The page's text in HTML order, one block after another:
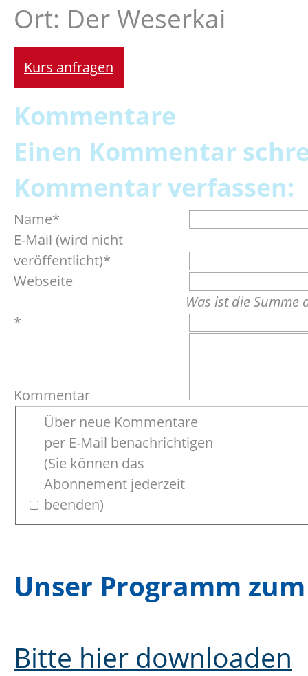
Ort: Der Weserkai
Kurs anfragen
Kommentare
Einen Kommentar
Kommentar verfassen:
Pflichtfeld
Name*
Pflichtfeld
E-Mail (wird nicht
veröffentlicht)*
Webseite
Was ist die Summe
*
Kommentar
Über neue Kommentare
per E-Mail benachrichtigen
(Sie können das
Abonnement jederzeit
beenden)
Unser Programm
Bitte hier downloaden